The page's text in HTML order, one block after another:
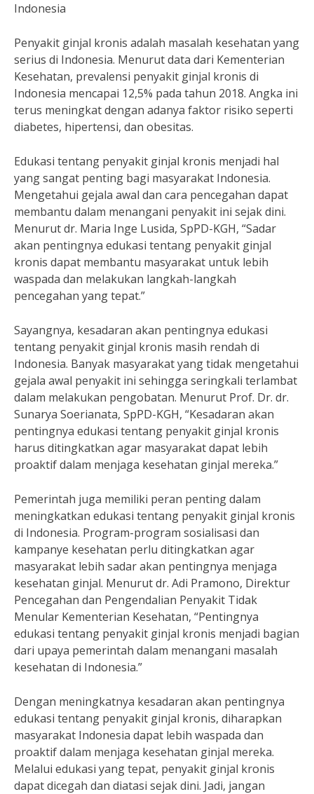
Indonesia
Penyakit ginjal kronis adalah masalah kesehatan yang
serius di Indonesia. Menurut data dari Kementerian
Kesehatan, prevalensi penyakit ginjal kronis di
Indonesia mencapai 12,5% pada tahun 2018. Angka ini
terus meningkat dengan adanya faktor risiko seperti
diabetes, hipertensi, dan obesitas.
Edukasi tentang penyakit ginjal kronis menjadi hal
yang sangat penting bagi masyarakat Indonesia.
Mengetahui gejala awal dan cara pencegahan dapat
membantu dalam menangani penyakit ini sejak dini.
Menurut dr. Maria Inge Lusida, SpPD-KGH, “Sadar
akan pentingnya edukasi tentang penyakit ginjal
kronis dapat membantu masyarakat untuk lebih
waspada dan melakukan langkah-langkah
pencegahan yang tepat.”
Sayangnya, kesadaran akan pentingnya edukasi
tentang penyakit ginjal kronis masih rendah di
Indonesia. Banyak masyarakat yang tidak mengetahui
gejala awal penyakit ini sehingga seringkali terlambat
dalam melakukan pengobatan. Menurut Prof. Dr. dr.
Sunarya Soerianata, SpPD-KGH, “Kesadaran akan
pentingnya edukasi tentang penyakit ginjal kronis
harus ditingkatkan agar masyarakat dapat lebih
proaktif dalam menjaga kesehatan ginjal mereka.”
Pemerintah juga memiliki peran penting dalam
meningkatkan edukasi tentang penyakit ginjal kronis
di Indonesia. Program-program sosialisasi dan
kampanye kesehatan perlu ditingkatkan agar
masyarakat lebih sadar akan pentingnya menjaga
kesehatan ginjal. Menurut dr. Adi Pramono, Direktur
Pencegahan dan Pengendalian Penyakit Tidak
Menular Kementerian Kesehatan, “Pentingnya
edukasi tentang penyakit ginjal kronis menjadi bagian
dari upaya pemerintah dalam menangani masalah
kesehatan di Indonesia.”
Dengan meningkatnya kesadaran akan pentingnya
edukasi tentang penyakit ginjal kronis, diharapkan
masyarakat Indonesia dapat lebih waspada dan
proaktif dalam menjaga kesehatan ginjal mereka.
Melalui edukasi yang tepat, penyakit ginjal kronis
dapat dicegah dan diatasi sejak dini. Jadi, jangan